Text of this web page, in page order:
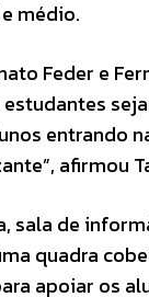
médio.
Feder e
entrando
afirmou
sala de
quadra
apoiar os